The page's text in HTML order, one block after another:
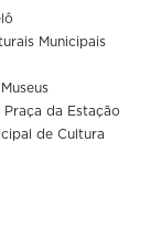
Municipais
Praça da Estação
de Cultura